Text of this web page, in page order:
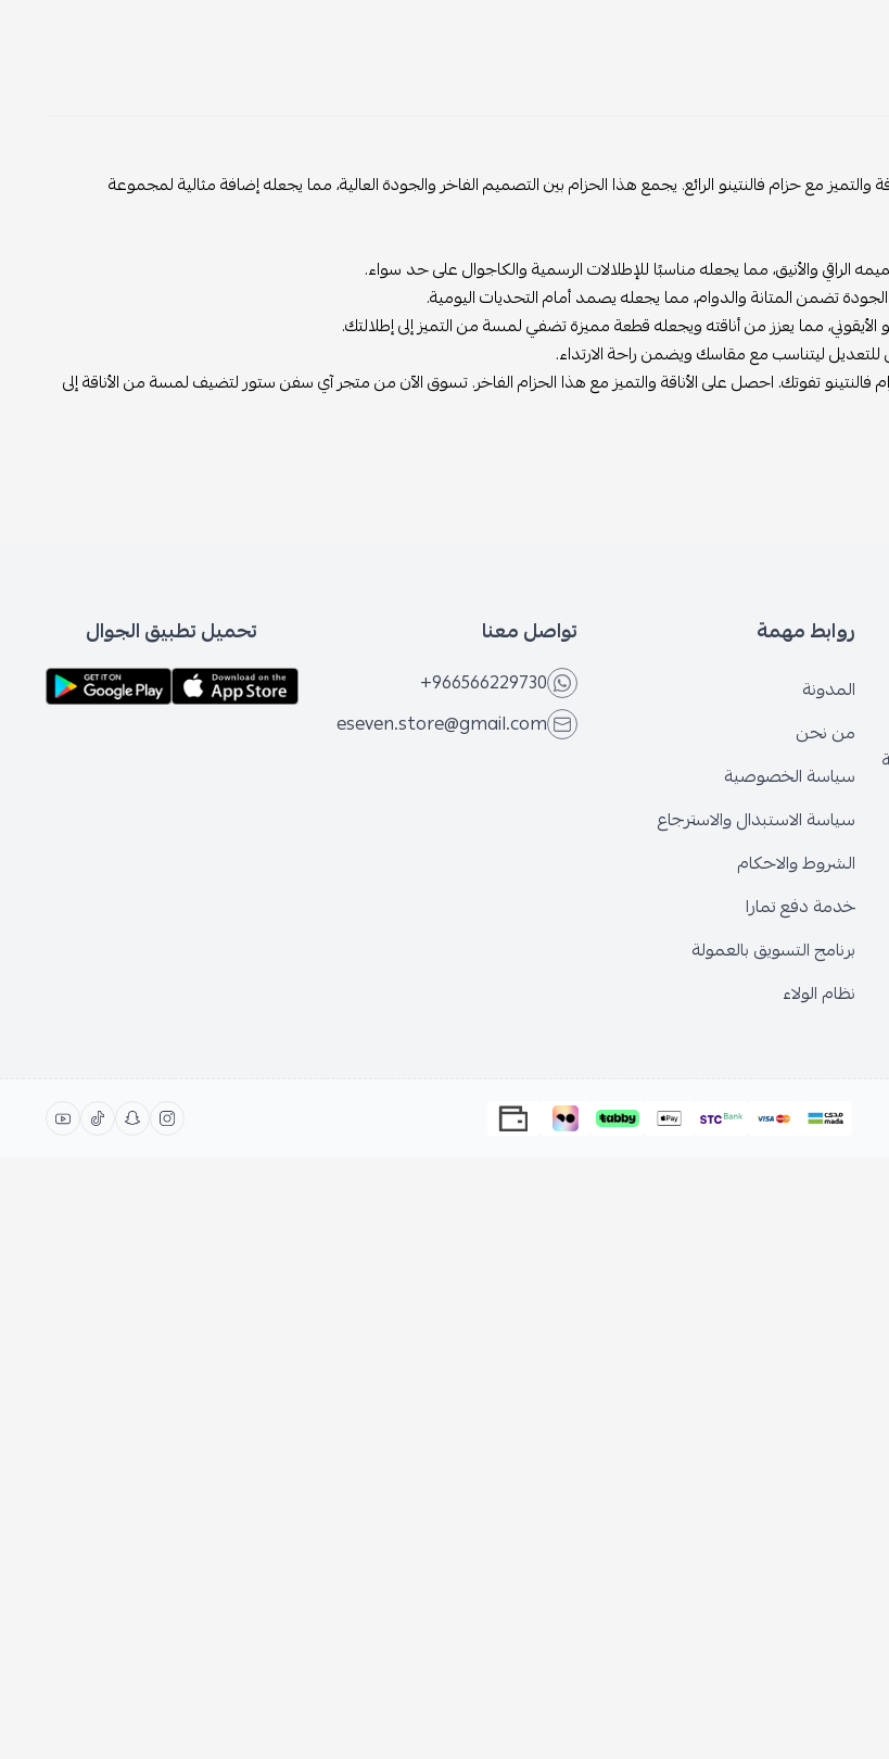
مع حزام فالنتينو الرائع. يجمع هذا الحزام بين التصميم الفاخر والجودة العالية، مما يجعله إضافة مثالية لمجموعة
الراقي والأنيق، مما يجعله مناسبًا للإطلالات الرسمية والكاجوال على حد سواء.
تضمن المتانة والدوام، مما يجعله يصمد أمام التحديات اليومية.
مما يعزز من أناقته ويجعله قطعة مميزة تضفي لمسة من التميز إلى إطلالتك.
ليتناسب مع مقاسك ويضمن راحة الارتداء.
تفوتك. احصل على الأناقة والتميز مع هذا الحزام الفاخر. تسوق الآن من متجر آي سفن ستور لتضيف لمسة من الأناقة إلى
روابط مهمة
المدونة
من نحن
سياسة الخصوصية
سياسة الاستبدال والاسترجاع
الشروط والاحكام
خدمة دفع تمارا
برنامج التسويق بالعمولة
نظام الولاء
تواصل معنا
+966566229730
eseven.store@gmail.com
تحميل تطبيق الجوال